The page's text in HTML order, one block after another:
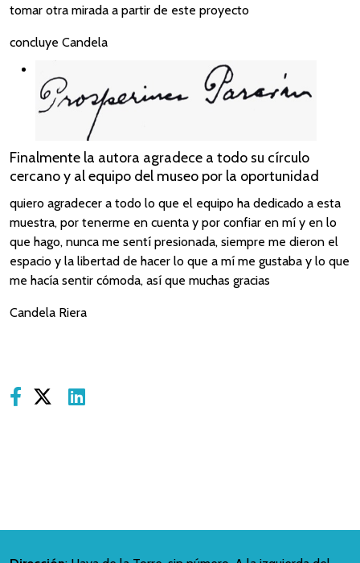
tomar otra mirada a partir de este proyecto
concluye Candela
Finalmente la autora agradece a todo su círculo
cercano y al equipo del museo por la oportunidad
quiero agradecer a todo lo que el equipo ha dedicado a esta
muestra, por tenerme en cuenta y por confiar en mí y en lo
que hago, nunca me sentí presionada, siempre me dieron el
espacio y la libertad de hacer lo que a mí me gustaba y lo que
me hacía sentir cómoda, así que muchas gracias
Candela Riera
Share on Facebook
Share on X
Share on LinkedIn